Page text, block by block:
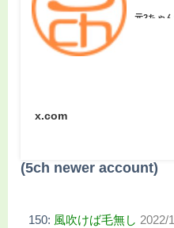
元2ちゃ
x.com
(5ch newer account)
150: 風吹けば毛無し 2022/